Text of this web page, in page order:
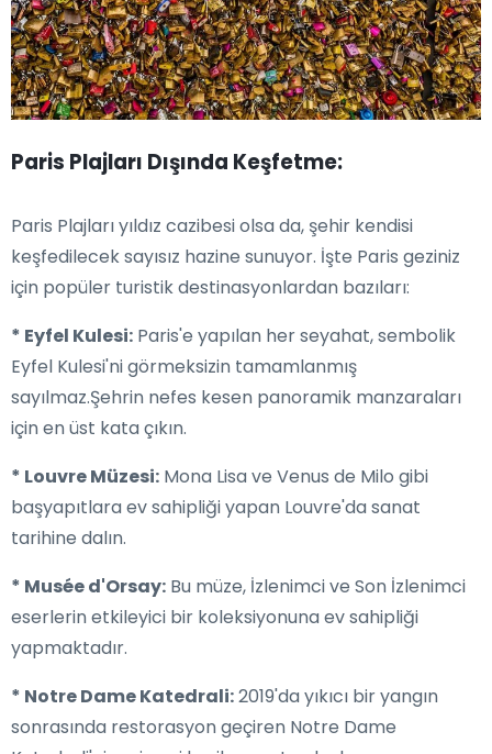
Paris Plajları Dışında Keşfetme:
Paris Plajları yıldız cazibesi olsa da, şehir kendisi
keşfedilecek sayısız hazine sunuyor. İşte Paris geziniz
için popüler turistik destinasyonlardan bazıları:
* Eyfel Kulesi: Paris'e yapılan her seyahat, sembolik
Eyfel Kulesi'ni görmeksizin tamamlanmış
sayılmaz.Şehrin nefes kesen panoramik manzaraları
için en üst kata çıkın.
* Louvre Müzesi: Mona Lisa ve Venus de Milo gibi
başyapıtlara ev sahipliği yapan Louvre'da sanat
tarihine dalın.
* Musée d'Orsay: Bu müze, İzlenimci ve Son İzlenimci
eserlerin etkileyici bir koleksiyonuna ev sahipliği
yapmaktadır.
* Notre Dame Katedrali:2019'da yıkıcı bir yangın
sonrasında restorasyon geçiren Notre Dame